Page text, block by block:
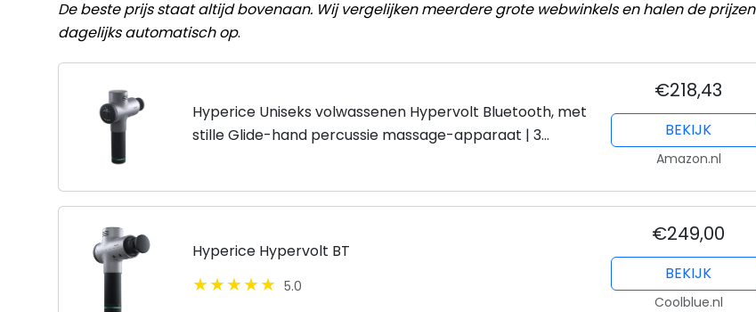
De beste prijs staat altijd bovenaan. Wij vergelijken meerdere grote webwinkels en halen de prijzen
dagelijks automatisch op.
Hyperice Uniseks volwassenen Hypervolt Bluetooth, met
stille Glide-hand percussie massage-apparaat | 3
€218,43
BEKIJK
Amazon.nl
Hyperice Hypervolt BT
5.0
€249,00
BEKIJK
Coolblue.nl